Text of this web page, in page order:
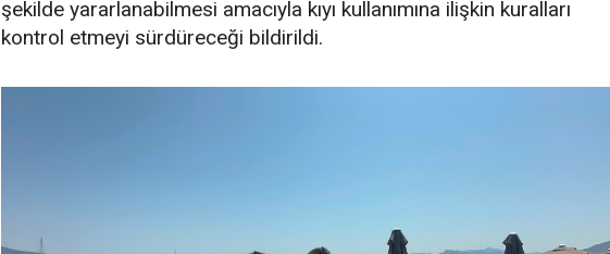
şekilde yararlanabilmesi amacıyla kıyı kullanımına ilişkin kuralları
kontrol etmeyi sürdüreceği bildirildi.